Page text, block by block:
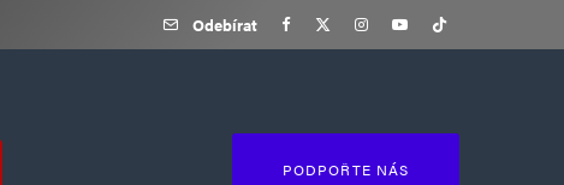
Odebírat
PODPOŘTE NÁS